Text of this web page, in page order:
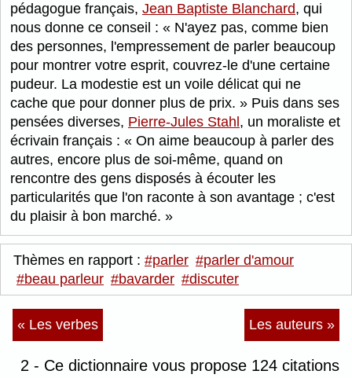
pédagogue français, Jean Baptiste Blanchard, qui
nous donne ce conseil :
N'ayez pas, comme bien
des personnes, l'empressement de parler beaucoup
pour montrer votre esprit, couvrez-le d'une certaine
pudeur. La modestie est un voile délicat qui ne
cache que pour donner plus de prix.
Puis dans ses
pensées diverses, Pierre-Jules Stahl , un moraliste et
écrivain français :
On aime beaucoup à parler des
autres, encore plus de soi-même, quand on
rencontre des gens disposés à écouter les
particularités que l'on raconte à son avantage ; c'est
du plaisir à bon marché.
Thèmes en rapport : #parler #parler d'amour
#beau parleur #bavarder #discuter
« Les verbes Les auteurs »
2 - Ce dictionnaire vous propose 124 citations